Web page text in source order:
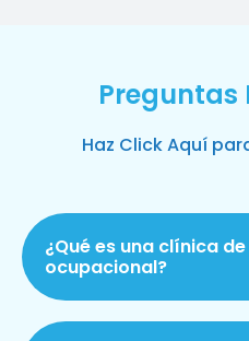
Preguntas
Haz Click Aquí
¿Qué es una clínica
ocupacional?